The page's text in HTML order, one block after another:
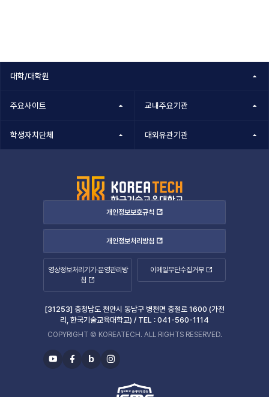
대학/대학원
주요사이트 교내주요기관
학생자치단체 대외유관기관
개인정보보호규칙
개인정보처리방침
영상정보처리기기·운영관리방
침
이메일무단수집거부
[31253] 충청남도 천안시 동남구 병천면 충절로 1600 (가전
리, 한국기술교육대학교) / TEL : 041-560-1114
COPYRIGHT © KOREATECH. ALL RIGHTS RESERVED.
유
페
b
블
인
타